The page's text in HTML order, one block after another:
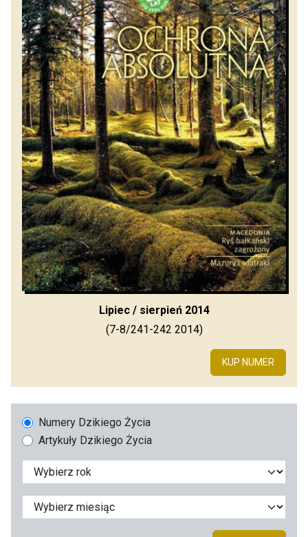
Lipiec / sierpień 2014
(7-8/241-242 2014)
KUP NUMER
Numery Dzikiego Życia
Artykuły Dzikiego Życia